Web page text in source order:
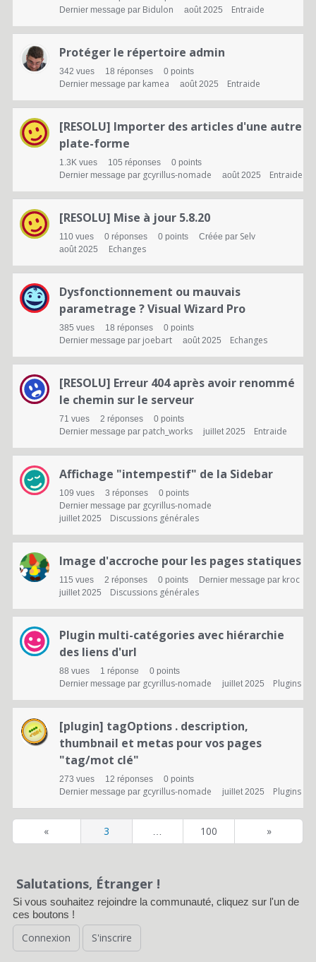
Dernier message par Bidulon août 2025 Entraide
Protéger le répertoire admin
342 vues 18 réponses 0 points
Dernier message par kamea août 2025 Entraide
[RESOLU] Importer des articles d'une autre
plate-forme
1.3K vues 105 réponses 0 points
Dernier message par gcyrillus-nomade août 2025 Entraide
[RESOLU] Mise à jour 5.8.20
110 vues 0 réponses 0 points Créée par Selv
août 2025 Echanges
Dysfonctionnement ou mauvais
parametrage ? Visual Wizard Pro
385 vues 18 réponses 0 points
Dernier message par joebart août 2025 Echanges
[RESOLU] Erreur 404 après avoir renommé
le chemin sur le serveur
71 vues 2 réponses 0 points
Dernier message par patch_works juillet 2025 Entraide
Affichage "intempestif" de la Sidebar
109 vues 3 réponses 0 points
Dernier message par gcyrillus-nomade
juillet 2025 Discussions générales
Image d'accroche pour les pages statiques
115 vues 2 réponses 0 points Dernier message par kroc
juillet 2025 Discussions générales
Plugin multi-catégories avec hiérarchie
des liens d'url
88 vues 1 réponse 0 points
Dernier message par gcyrillus-nomade juillet 2025 Plugins
[plugin] tagOptions . description,
thumbnail et metas pour vos pages
"tag/mot clé"
273 vues 12 réponses 0 points
Dernier message par gcyrillus-nomade juillet 2025 Plugins
« 3 100 »
Salutations, Étranger !
Si vous souhaitez rejoindre la communauté, cliquez sur l'un de
ces boutons !
Connexion S'inscrire